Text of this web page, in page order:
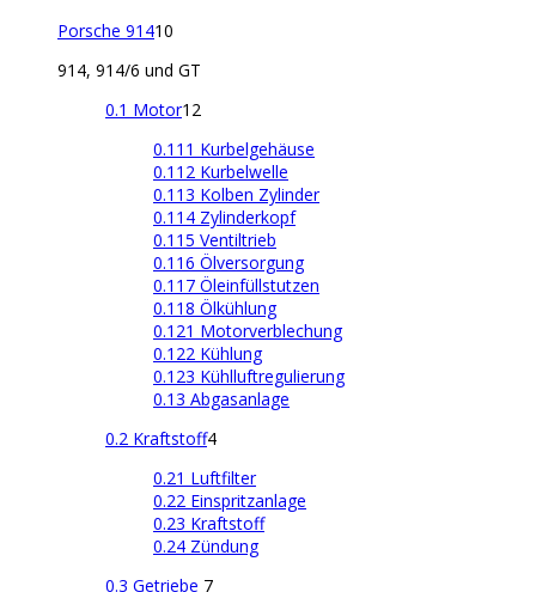
Porsche 91410
914, 914/6 und GT
0.1 Motor12
0.111 Kurbelgehäuse
0.112 Kurbelwelle
0.113 Kolben Zylinder
0.114 Zylinderkopf
0.115 Ventiltrieb
0.116 Ölversorgung
0.117 Öleinfüllstutzen
0.118 Ölkühlung
0.121 Motorverblechung
0.122 Kühlung
0.123 Kühlluftregulierung
0.13 Abgasanlage
0.2 Kraftstoff4
0.21 Luftfilter
0.22 Einspritzanlage
0.23 Kraftstoff
0.24 Zündung
0.3 Getriebe 7